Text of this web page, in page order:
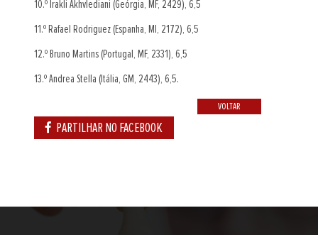
10.º Irakli Akhvlediani (Geórgia, MF, 2429), 6,5
11.º Rafael Rodriguez (Espanha, MI, 2172), 6,5
12.º Bruno Martins (Portugal, MF, 2331), 6,5
13.º Andrea Stella (Itália, GM, 2443), 6,5.
VOLTAR
PARTILHAR NO FACEBOOK